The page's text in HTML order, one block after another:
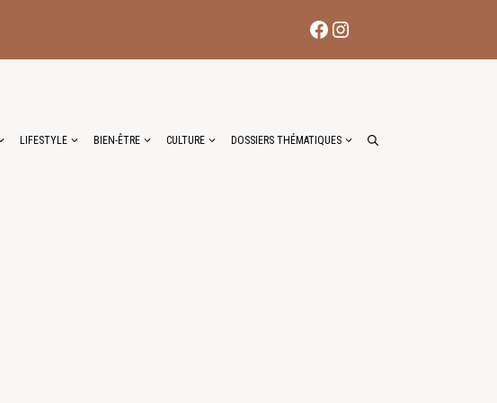
Facebook
Instagram
LIFESTYLE BIEN-ÊTRE CULTURE DOSSIERS THÉMATIQUES